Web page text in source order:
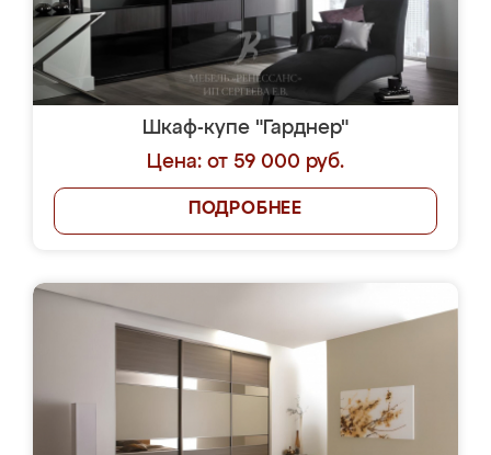
Шкаф-купе "Гарднер"
Цена: от 59 000 руб.
ПОДРОБНЕЕ